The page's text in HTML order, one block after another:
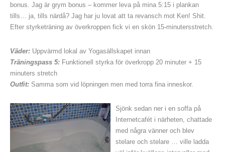
bonus. Jag är grym bonus – kommer leva på mina 5:15 i plankan
tills… ja, tills närdå? Jag har ju lovat att ta revansch mot Ken! Shit.
Efter styrketräning av överkroppen fick vi en skön 15-minutersstretch.
Väder:Uppvärmd lokal av Yogasällskapet innan
Träningspass 5:Funktionell styrka för överkropp 20 minuter + 15
minuters stretch
Outfit:Samma som vid löpningen men med torra fina inneskor.
Sjönk sedan ner i en soffa på
Internetcafét i närheten, chattade
med några vänner och blev
stelare och stelare … ville ladda